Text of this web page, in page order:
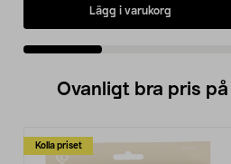
Lägg i varukorg
Ovanligt bra pris
Kolla priset